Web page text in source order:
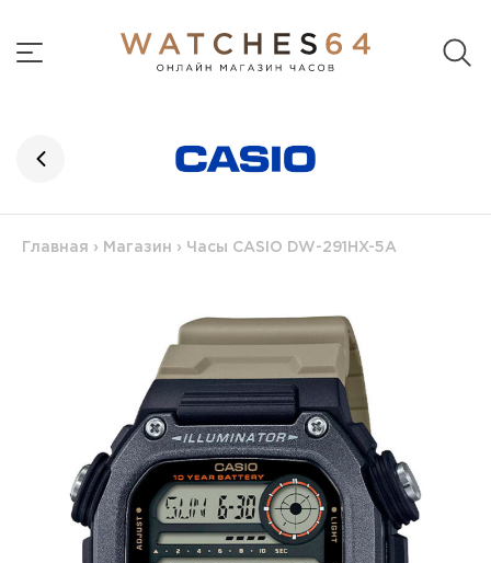
Главная › Магазин › Часы CASIO DW-291HX-5A